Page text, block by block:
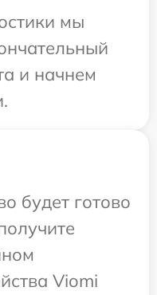
мы
и начнем
будет готово
Viomi